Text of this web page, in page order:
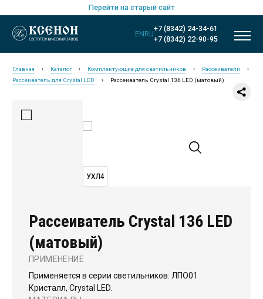
Перейти на старый сайт
ENRU
+7 (8342) 24-34-61
+7 (8342) 22-90-95
Новинки
Общественное освещение
Промышленное освещение
ЖКХ освещение
Главная › Каталог › Комплектующие для светильников › Рассеиватели
›
Рассеиватель для Crystal LED
› Рассеиватель Crystal 136 LED (матовый)
УХЛ4
Рассеиватель Crystal 136 LED
(матовый)
ПРИМЕНЕНИЕ
Применяется в серии светильников: ЛПО01
Кристалл, Crystal LED.